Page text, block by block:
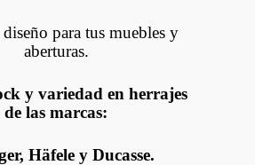
para tus muebles y
aberturas.
y variedad en herrajes
de las marcas:
Häfele y Ducasse.